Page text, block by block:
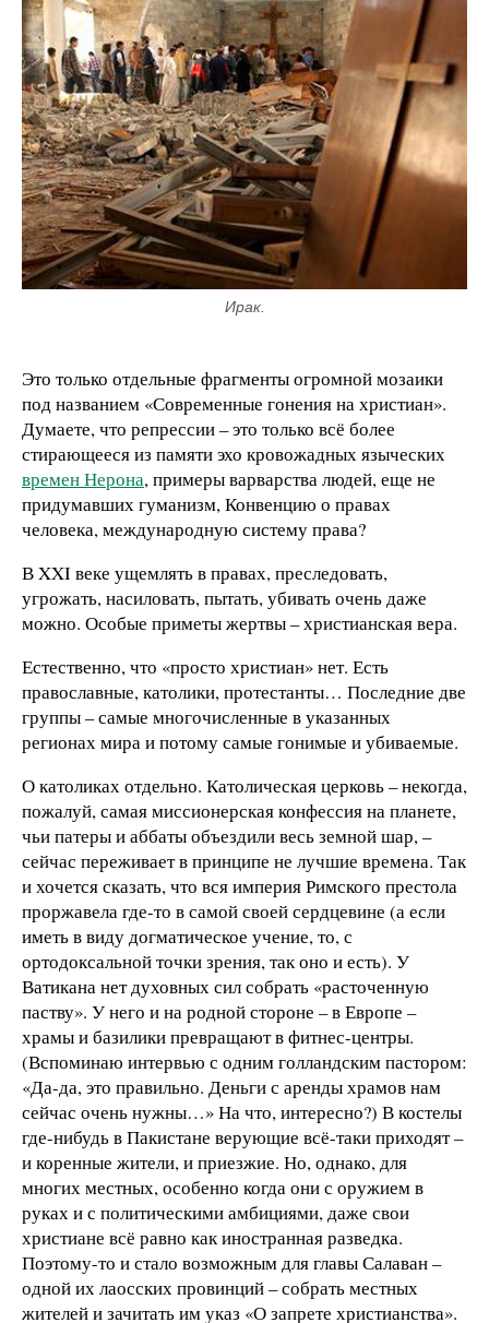
Ирак.
Это только отдельные фрагменты огромной мозаики
под названием «Современные гонения на христиан».
Думаете, что репрессии – это только всё более
стирающееся из памяти эхо кровожадных языческих
времен Нерона, примеры варварства людей, еще не
придумавших гуманизм, Конвенцию о правах
человека, международную систему права?
В XXI веке ущемлять в правах, преследовать,
угрожать, насиловать, пытать, убивать очень даже
можно. Особые приметы жертвы – христианская вера.
Естественно, что «просто христиан» нет. Есть
православные, католики, протестанты… Последние две
группы – самые многочисленные в указанных
регионах мира и потому самые гонимые и убиваемые.
О католиках отдельно. Католическая церковь – некогда,
пожалуй, самая миссионерская конфессия на планете,
чьи патеры и аббаты объездили весь земной шар, –
сейчас переживает в принципе не лучшие времена. Так
и хочется сказать, что вся империя Римского престола
проржавела где-то в самой своей сердцевине (а если
иметь в виду догматическое учение, то, с
ортодоксальной точки зрения, так оно и есть). У
Ватикана нет духовных сил собрать «расточенную
паству». У него и на родной стороне – в Европе –
храмы и базилики превращают в фитнес-центры.
(Вспоминаю интервью с одним голландским пастором:
«Да-да, это правильно. Деньги с аренды храмов нам
сейчас очень нужны…» На что, интересно?) В костелы
где-нибудь в Пакистане верующие всё-таки приходят –
и коренные жители, и приезжие. Но, однако, для
многих местных, особенно когда они с оружием в
руках и с политическими амбициями, даже свои
христиане всё равно как иностранная разведка.
Поэтому-то и стало возможным для главы Салаван –
одной их лаосских провинций – собрать местных
жителей и зачитать им указ «О запрете христианства».